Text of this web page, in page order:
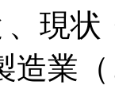
現状
造業